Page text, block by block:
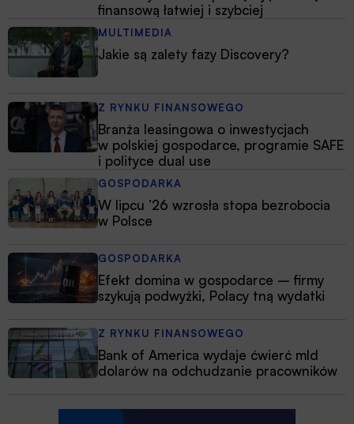
finansową łatwiej i szybciej
MULTIMEDIA
Jakie są zalety fazy Discovery?
Z RYNKU FINANSOWEGO
Branża leasingowa o inwestycjach
w polskiej gospodarce, programie SAFE
i polityce dual use
GOSPODARKA
W lipcu ’26 wzrosła stopa bezrobocia
w Polsce
GOSPODARKA
Efekt domina w gospodarce – firmy
szykują podwyżki, Polacy tną wydatki
Z RYNKU FINANSOWEGO
Bank of America wydaje ćwierć mld
dolarów na odchudzanie pracowników